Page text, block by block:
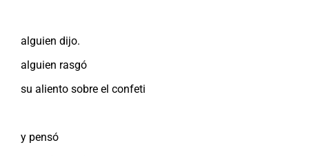
alguien dijo.
alguien rasgó
su aliento sobre el confeti
y pensó